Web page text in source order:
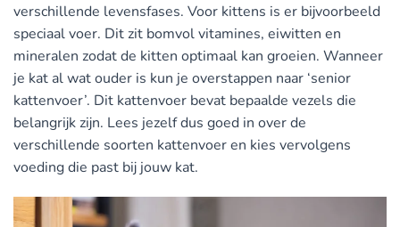
verschillende levensfases. Voor kittens is er bijvoorbeeld
speciaal voer. Dit zit bomvol vitamines, eiwitten en
mineralen zodat de kitten optimaal kan groeien. Wanneer
je kat al wat ouder is kun je overstappen naar ‘senior
kattenvoer’. Dit kattenvoer bevat bepaalde vezels die
belangrijk zijn. Lees jezelf dus goed in over de
verschillende soorten kattenvoer en kies vervolgens
voeding die past bij jouw kat.